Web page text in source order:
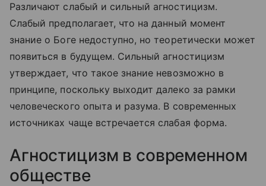
Различают слабый и сильный агностицизм.
Слабый предполагает, что на данный момент
знание о Боге недоступно, но теоретически может
появиться в будущем. Сильный агностицизм
утверждает, что такое знание невозможно в
принципе, поскольку выходит далеко за рамки
человеческого опыта и разума. В современных
источниках чаще встречается слабая форма.
Агностицизм в современном
обществе